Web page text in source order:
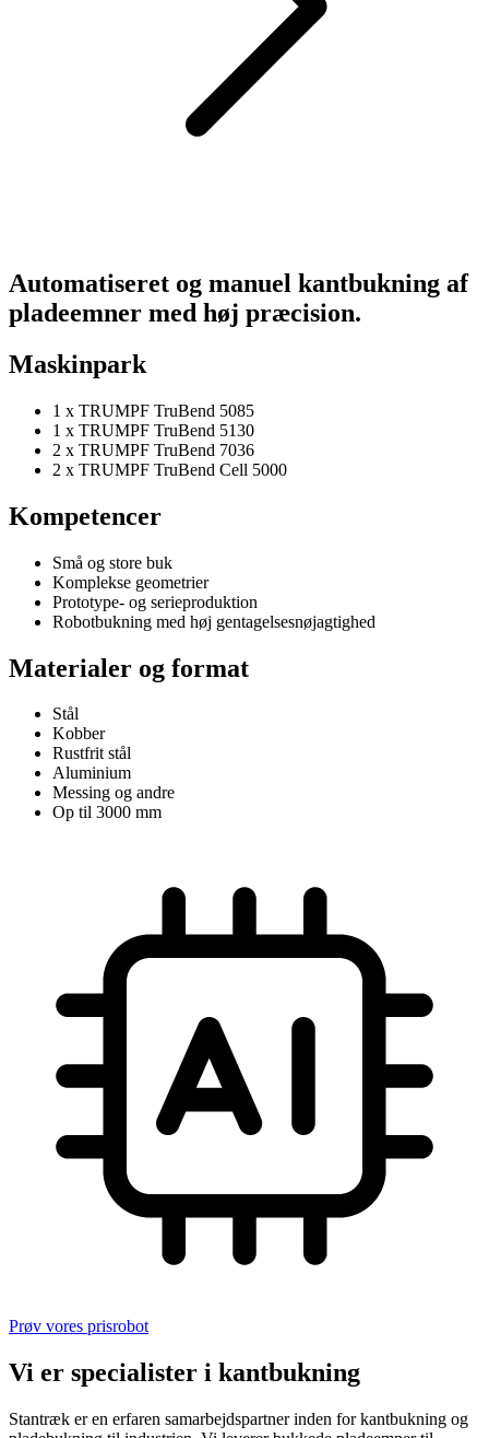
Automatiseret og manuel kantbukning af
pladeemner med høj præcision.
Maskinpark
1 x TRUMPF TruBend 5085
1 x TRUMPF TruBend 5130
2 x TRUMPF TruBend 7036
2 x TRUMPF TruBend Cell 5000
Kompetencer
Små og store buk
Komplekse geometrier
Prototype- og serieproduktion
Robotbukning med høj gentagelsesnøjagtighed
Materialer og format
Stål
Kobber
Rustfrit stål
Aluminium
Messing og andre
Op til 3000 mm
Prøv vores prisrobot
Vi er specialister i kantbukning
Stantræk er en erfaren samarbejdspartner inden for kantbukning og